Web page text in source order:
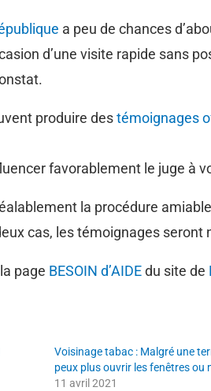
a peu de chances
d’une visite rapide sans
produire destémoignages
favorablement le juge à
la procédure
cas, les témoignages seront
page BESOIN d’AIDEdu site de
Voisinage tabac : Malgré une
peux plus ouvrir les fenêtres ou
11 avril 2021